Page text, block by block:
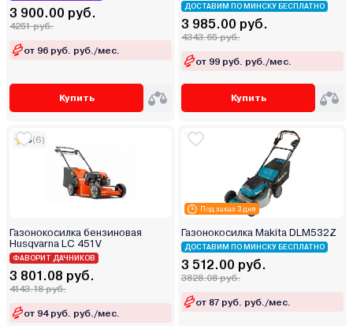
3 900.00 руб.
4251 руб.
от 96 руб. руб./мес.
Купить
ДОСТАВИМ ПО МИНСКУ БЕСПЛАТНО
3 985.00 руб.
4343.65 руб.
от 99 руб. руб./мес.
Купить
5(6)
Газонокосилка бензиновая
Husqvarna LC 451V
ФАВОРИТ ДАЧНИКОВ
3 801.08 руб.
4143.18 руб.
от 94 руб. руб./мес.
Под заказ 3 дня
Газонокосилка Makita DLM532Z
ДОСТАВИМ ПО МИНСКУ БЕСПЛАТНО
3 512.00 руб.
3828.08 руб.
от 87 руб. руб./мес.